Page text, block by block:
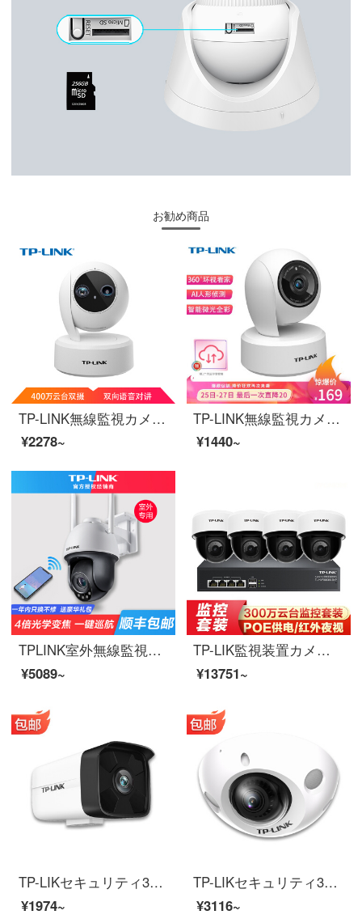
お勧め商品
TP-LINK無線監視カメラ2 K超清400万ダブルカメラ雲台家庭用スマートネットワークセキュリティ監視カメラ360パノラマwifi携帯電話遠隔IPC 44 ANダブルズーム
¥2278~
TP-LINK無線監視カメラ2.5 K超清400万雲台家庭用スマートネットワーク家庭安全監視カメラ360パノラマwifi携帯電話遠隔IPC 44 AN
¥1440~
TPLINK室外無線監視カメラpoe給電4倍ズーム携帯電話長距離防水ダスト雲台ネットワークビジョンヘッドセット停電継続電源版TL-PC 633-Z自動ワンタッチクルーズ4倍ズームカメラ128 G
¥5089~
TP-LIK監視装置カメラセット300万POE双方向音声赤外線双雲台モニターハードディスクレコーダセット家庭用携帯電話遠隔安防【300万POE監視セット】4番ベルト2 TBハードディスク
¥13751~
TP-LIKセキュリティ300万高精細ケーブル監視カメラPOE給電室外銃機30 m赤外線夜間テレビネットワーク映像ヘッド5 m長距離拾うTL-PC 534 HP-S/4 mmバンド音声poe給電メモリなし
¥1974~
TP-LIKセキュリティ300万高精細エレベーター監視カメラPOE網線給電音声対談家庭用携帯電話の遠距離星光赤外線夜間テレビの大広角TL-PC 432 MHz-Dエレベーターの防暴監視/双方向音声16 G
¥3116~